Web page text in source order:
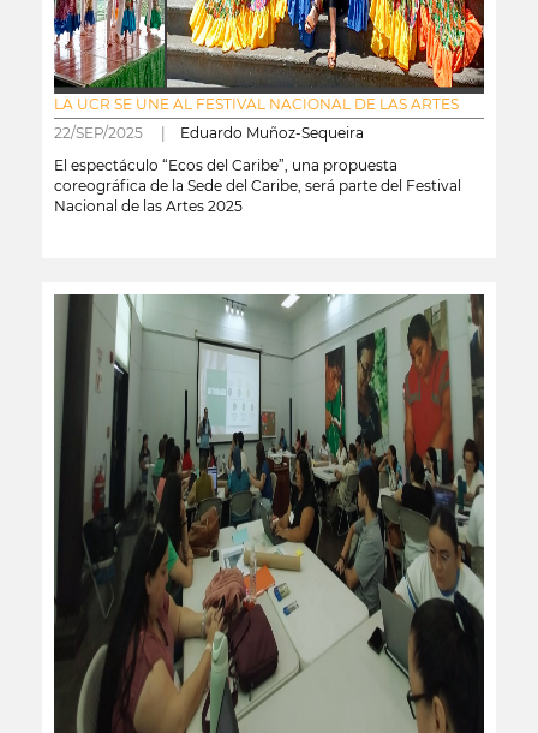
LA UCR SE UNE AL FESTIVAL NACIONAL DE LAS ARTES
22/SEP/2025 | Eduardo Muñoz-Sequeira
El espectáculo “Ecos del Caribe”, una propuesta
coreográfica de la Sede del Caribe, será parte del Festival
Nacional de las Artes 2025